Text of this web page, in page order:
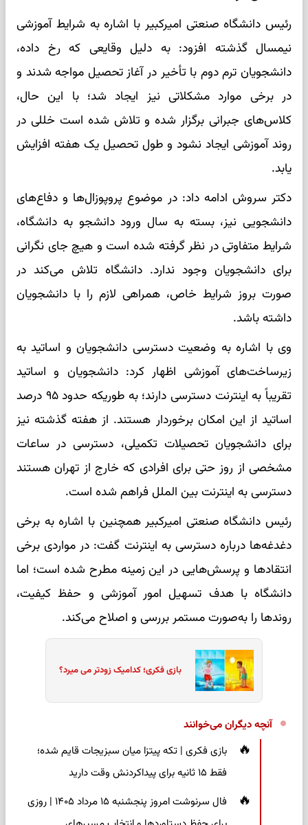
رئیس دانشگاه صنعتی امیرکبیر با اشاره به شرایط آموزشی
نیمسال‌ گذشته افزود: به دلیل وقایعی که رخ داده،
دانشجویان ترم دوم با تأخیر در آغاز تحصیل مواجه شدند و
در برخی موارد مشکلاتی نیز ایجاد شد؛ با این حال،
کلاس‌های جبرانی برگزار شده و تلاش شده است خللی در
روند آموزشی ایجاد نشود و طول تحصیل یک هفته افزایش
یابد.
دکتر سروش ادامه داد: در موضوع پروپوزال‌ها و دفاع‌های
دانشجویی نیز، بسته به سال ورود دانشجو به دانشگاه،
شرایط متفاوتی در نظر گرفته شده است و هیچ جای نگرانی
برای دانشجویان وجود ندارد. دانشگاه تلاش می‌کند در
صورت بروز شرایط خاص، همراهی لازم را با دانشجویان
داشته باشد.
وی با اشاره به وضعیت دسترسی دانشجویان و اساتید به
زیرساخت‌های آموزشی اظهار کرد: دانشجویان و اساتید
تقریباً به اینترنت دسترسی دارند؛ به طوریکه حدود ۹۵ درصد
اساتید از این امکان برخوردار هستند. از هفته گذشته نیز
برای دانشجویان تحصیلات تکمیلی، دسترسی در ساعات
مشخصی از روز حتی برای افرادی که خارج از تهران هستند
دسترسی به اینترنت بین الملل فراهم شده است.
رئیس دانشگاه صنعتی امیرکبیر همچنین با اشاره به برخی
دغدغه‌ها درباره دسترسی‌ به اینترنت گفت: در مواردی برخی
انتقادها و پرسش‌هایی در این زمینه مطرح شده است؛ اما
دانشگاه با هدف تسهیل امور آموزشی و حفظ کیفیت،
روندها را به‌صورت مستمر بررسی و اصلاح می‌کند.
بازی فکری؛ کدامیک زودتر می میرد؟
آنچه دیگران می‌خوانند
بازی فکری | تکه پیتزا میان سبزیجات قایم شده؛
فقط ۱۵ ثانیه برای پیداکردنش وقت دارید
فال سرنوشت امروز پنجشنبه ۱۵ مرداد ۱۴۰۵ | روزی